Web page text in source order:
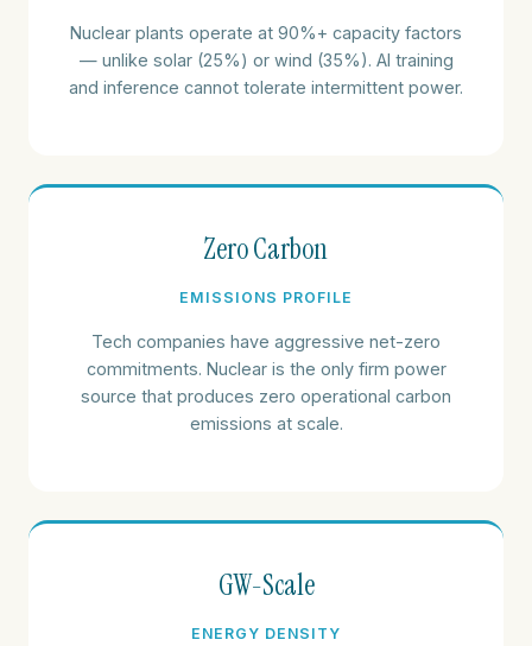
Nuclear plants operate at 90%+ capacity factors
— unlike solar (25%) or wind (35%). AI training
and inference cannot tolerate intermittent power.
Zero Carbon
EMISSIONS PROFILE
Tech companies have aggressive net-zero
commitments. Nuclear is the only firm power
source that produces zero operational carbon
emissions at scale.
GW-Scale
ENERGY DENSITY